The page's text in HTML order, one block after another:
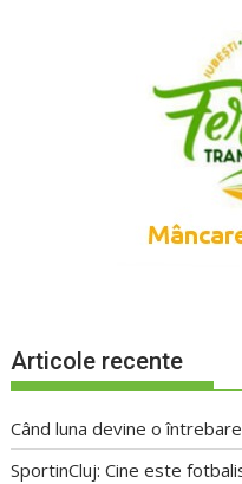
Articole recente
Când luna devine o întrebare
SportinCluj: Cine este